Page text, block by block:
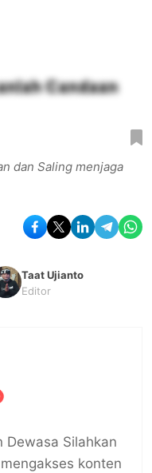
Candaan
dan Saling menjaga
Taat Ujianto
Editor
Dewasa Silahkan
konten